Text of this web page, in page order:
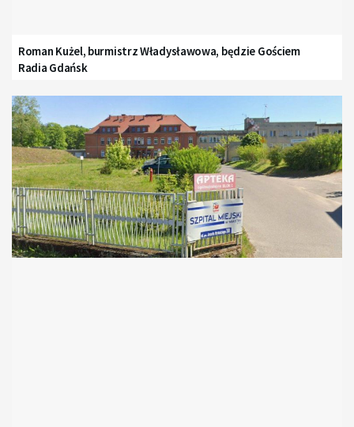
Roman Kużel, burmistrz Władysławowa, będzie Gościem
Radia Gdańsk